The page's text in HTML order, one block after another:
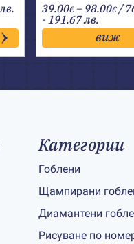
39.00€ – 98.00€ /
- 191.67 лв.
виж
Категории
Гоблени
Щампирани
Диамантени
Рисуване по